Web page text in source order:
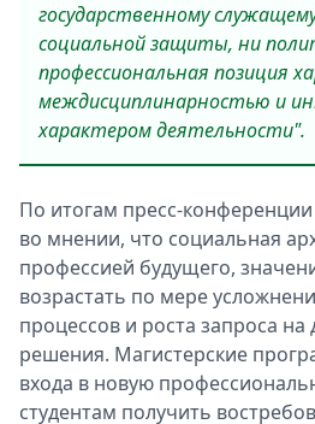
государственному
социальной защиты, ни
профессиональная позиция
междисциплинарностью и
характером деятельности".
По итогам пресс-
во мнении, что социальная
профессией будущего,
возрастать по мере
процессов и роста запроса
решения. Магистерские
входа в новую
студентам получить